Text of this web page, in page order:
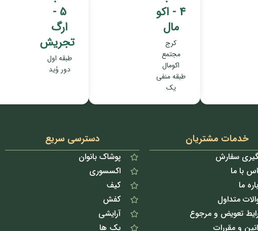
4 - اکو
مال
کرج
مجتمع
اکومال
طبقه منفی
یک
5 -
ارگ
تجریش
طبقه اول
دور وُید
خدمات مشتریان
سفارش
با ما
ما
متداول
تعویض و مرجوع
و مقررات
دسترسی سریع
پوشاک بانوان
اکسسوری
کیف
کفش
آرایشی
پک ها